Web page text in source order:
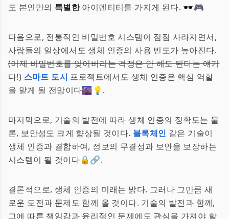
도 본인만의 특별한아이덴티티를 가지게 된다. 🕶️🎮
다음으로, 전통적인 비밀번호 시스템이 점점 사라지면서,
사람들의 일상에서도 생체 인증의 사용 빈도가 높아진다.
(이제 비밀번호를 잊어버리는 걱정은 안 해도 된다는 얘기
다!) 스마트 도시 프로젝트에서도 생체 인증은 핵심 역할
을 맡게 될 전망이다🌆💡.
마지막으로, 기술의 발전에 따라 생체 인증의 정확도는 물
론, 보안성도 크게 향상될 것이다. 블록체인 같은 기술이
생체 인증과 결합하여, 정보의 무결성과 보안을 보장하는
시스템이 될 것이다🔒🔗.
결론적으로, 생체 인증의 미래는 밝다. 그러나 그만큼 새
로운 도전과 문제도 함께 올 것이다. 기술의 발전과 함께,
그에 따른 책임감과 윤리적인 문제에도 관심을 가져야 할